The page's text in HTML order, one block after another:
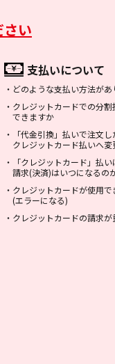
い
支払いについて
・ どのような支払い方法が
・ クレジットカードでの分割
できますか
・
「代金引換」払いで注文し
クレジットカード払いへ変
・
「クレジットカード」払い
請求(決済)はいつになるの
・ クレジットカードが使用で
(エラーになる)
・ クレジットカードの請求が